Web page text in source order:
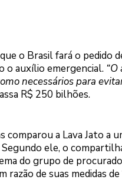
o Brasil fará o pedido
o auxílio emergencial.
necessários para
R$ 250 bilhões.
a Lava Jato a
ele, o
do grupo de
razão de suas medidas